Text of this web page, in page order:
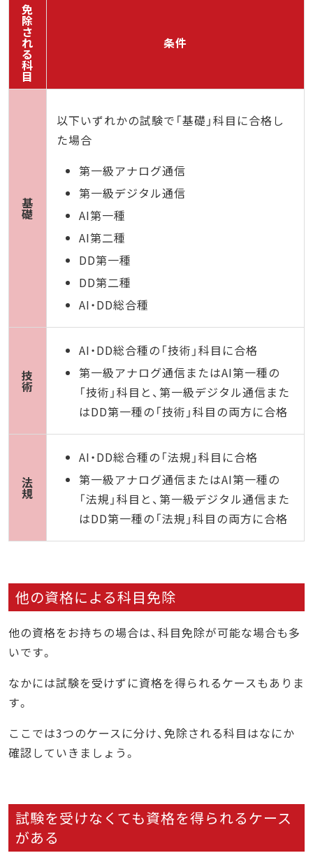
免
除
さ
れ
る
科
目
条件
基
礎
以下いずれかの試験で「基礎」科目に合格し
た場合
第一級アナログ通信
第一級デジタル通信
AI第一種
AI第二種
DD第一種
DD第二種
AI・DD総合種
技
術
AI・DD総合種の「技術」科目に合格
第一級アナログ通信またはAI第一種の
「技術」科目と、第一級デジタル通信また
はDD第一種の「技術」科目の両方に合格
法
規
AI・DD総合種の「法規」科目に合格
第一級アナログ通信またはAI第一種の
「法規」科目と、第一級デジタル通信また
はDD第一種の「法規」科目の両方に合格
他の資格による科目免除
他の資格をお持ちの場合は、科目免除が可能な場合も多
いです。
なかには試験を受けずに資格を得られるケースもありま
す。
ここでは3つのケースに分け、免除される科目はなにか
確認していきましょう。
試験を受けなくても資格を得られるケース
がある